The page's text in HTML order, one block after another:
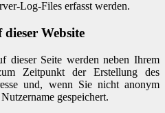
Log-Files erfasst werden.
Website
dieser Seite werden neben Ihrem
Zeitpunkt der Erstellung des
und, wenn Sie nicht anonym
gespeichert.